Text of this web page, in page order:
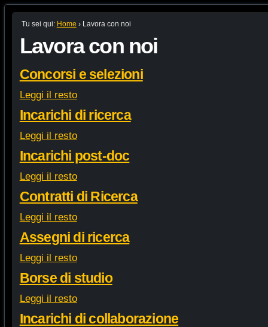
Tu sei qui: Home › Lavora con noi
Lavora con noi
Concorsi e selezioni
Leggi il resto
Incarichi di ricerca
Leggi il resto
Incarichi post-doc
Leggi il resto
Contratti di Ricerca
Leggi il resto
Assegni di ricerca
Leggi il resto
Borse di studio
Leggi il resto
Incarichi di collaborazione